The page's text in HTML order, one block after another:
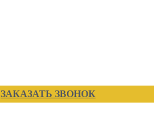
ЗАКАЗАТЬ ЗВОНОК